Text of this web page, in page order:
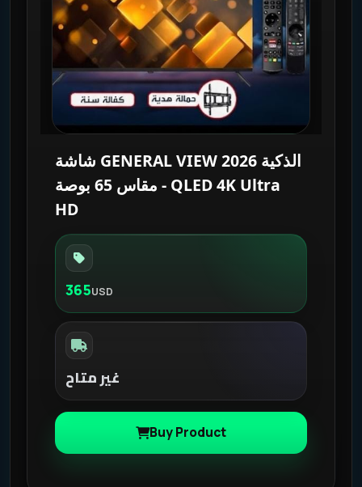
شاشة GENERAL VIEW 2026 الذكية
مقاس 65 بوصة - QLED 4K Ultra
HD
365USD
غير متاح
Buy Product